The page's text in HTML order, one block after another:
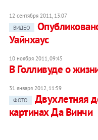
12 сентября 2011, 13:07
ВИДЕО
Уайнхаус
10 ноября 2011, 09:45
В Голливуде о
31 января 2012, 11:59
ФОТО
Двухлетняя
картинах Да Винчи